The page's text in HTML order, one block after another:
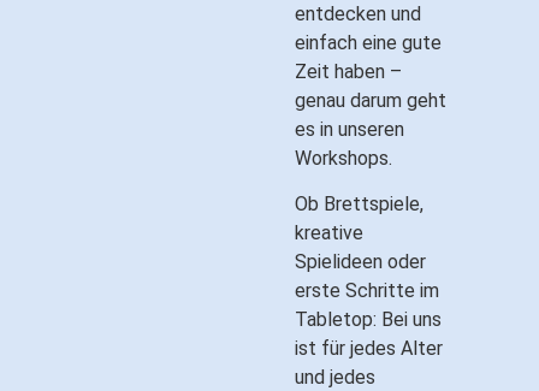
entdecken und
einfach eine gute
Zeit haben –
genau darum geht
es in unseren
Workshops.
Ob Brettspiele,
kreative
Spielideen oder
erste Schritte im
Tabletop: Bei uns
ist für jedes Alter
und jedes